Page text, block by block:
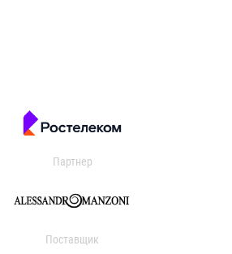
Партнер
Поставщик